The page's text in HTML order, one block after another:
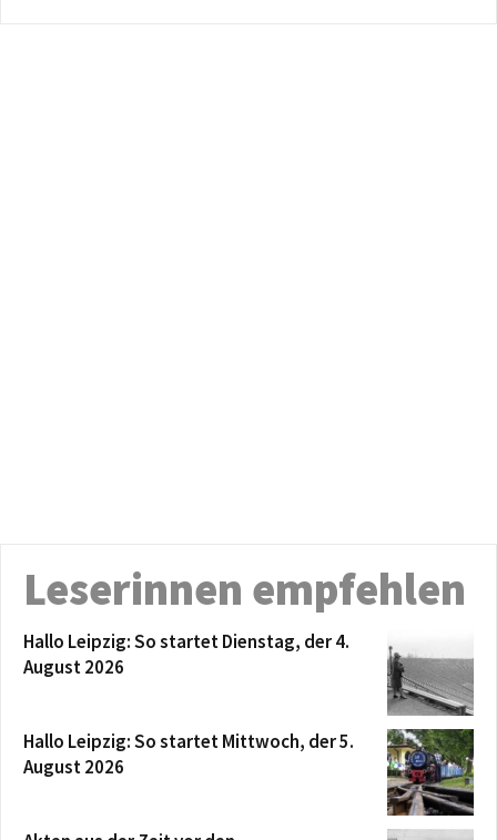
Leserinnen empfehlen
Hallo Leipzig: So startet Dienstag, der 4.
August 2026
Hallo Leipzig: So startet Mittwoch, der 5.
August 2026